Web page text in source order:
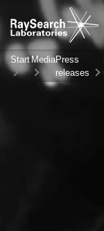
StartMediaPress
releases